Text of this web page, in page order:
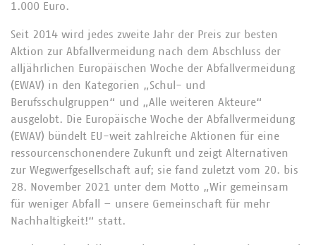
1.000 Euro.
Seit 2014 wird jedes zweite Jahr der Preis zur besten
Aktion zur Abfallvermeidung nach dem Abschluss der
alljährlichen Europäischen Woche der Abfallvermeidung
(EWAV) in den Kategorien „Schul- und
Berufsschulgruppen“ und „Alle weiteren Akteure“
ausgelobt. Die Europäische Woche der Abfallvermeidung
(EWAV) bündelt EU-weit zahlreiche Aktionen für eine
ressourcenschonendere Zukunft und zeigt Alternativen
zur Wegwerfgesellschaft auf; sie fand zuletzt vom 20. bis
28. November 2021 unter dem Motto „Wir gemeinsam
für weniger Abfall – unsere Gemeinschaft für mehr
Nachhaltigkeit!“ statt.